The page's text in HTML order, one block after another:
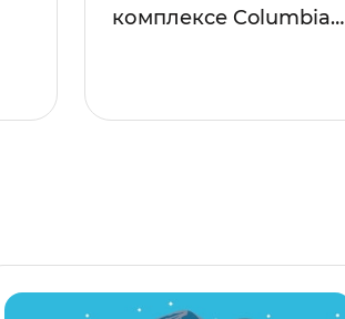
комплексе Columbia…